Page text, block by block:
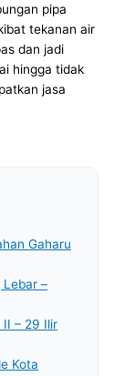
pipa
tekanan air
dan jadi
hingga tidak
jasa
Gaharu
–
– 29 Ilir
Kota